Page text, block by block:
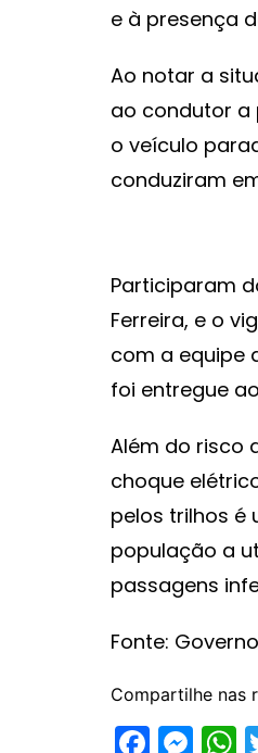
e à presença
Ao notar a
ao condutor a
o veículo
conduziram
Participaram
Ferreira, e o
com a equipe
foi entregue
Além do risco
choque
pelos trilhos é
população a
passagens
Fonte:
Compartilhe nas
F
M